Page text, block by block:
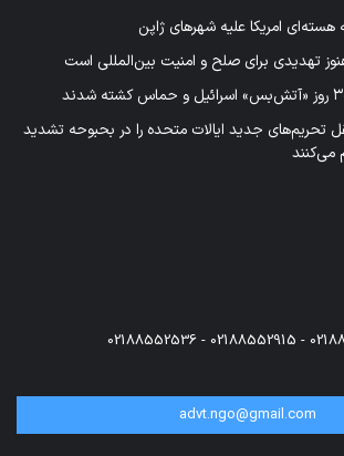
تهدیدی برای صلح و امنیت بین‌المللی است
تحریم‌های جدید ایالات متحده را در بحبوحه تشدید
می‌کنند
advt.ngo@gmail.com